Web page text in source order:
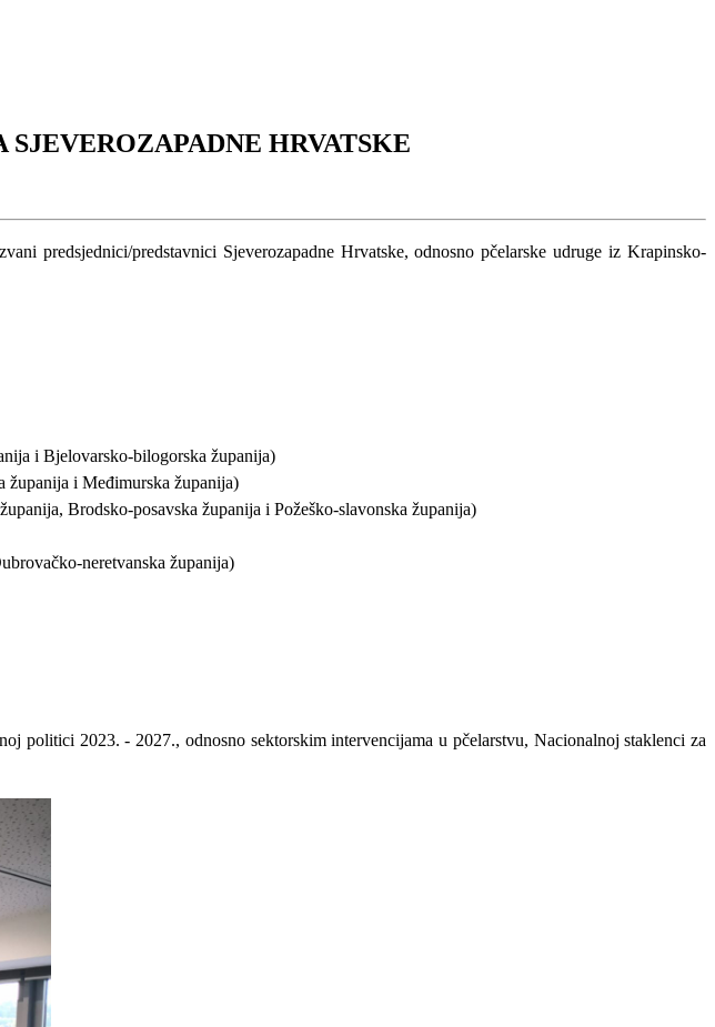
HRVATSKE
predsjednici/predstavnici Sjeverozapadne Hrvatske, odnosno pčelarske udruge iz Krapinsko-
i Bjelovarsko-bilogorska županija)
županija i Međimurska županija)
Brodsko-posavska županija i Požeško-slavonska županija)
neretvanska županija)
politici 2023. - 2027., odnosno sektorskim intervencijama u pčelarstvu, Nacionalnoj staklenci za